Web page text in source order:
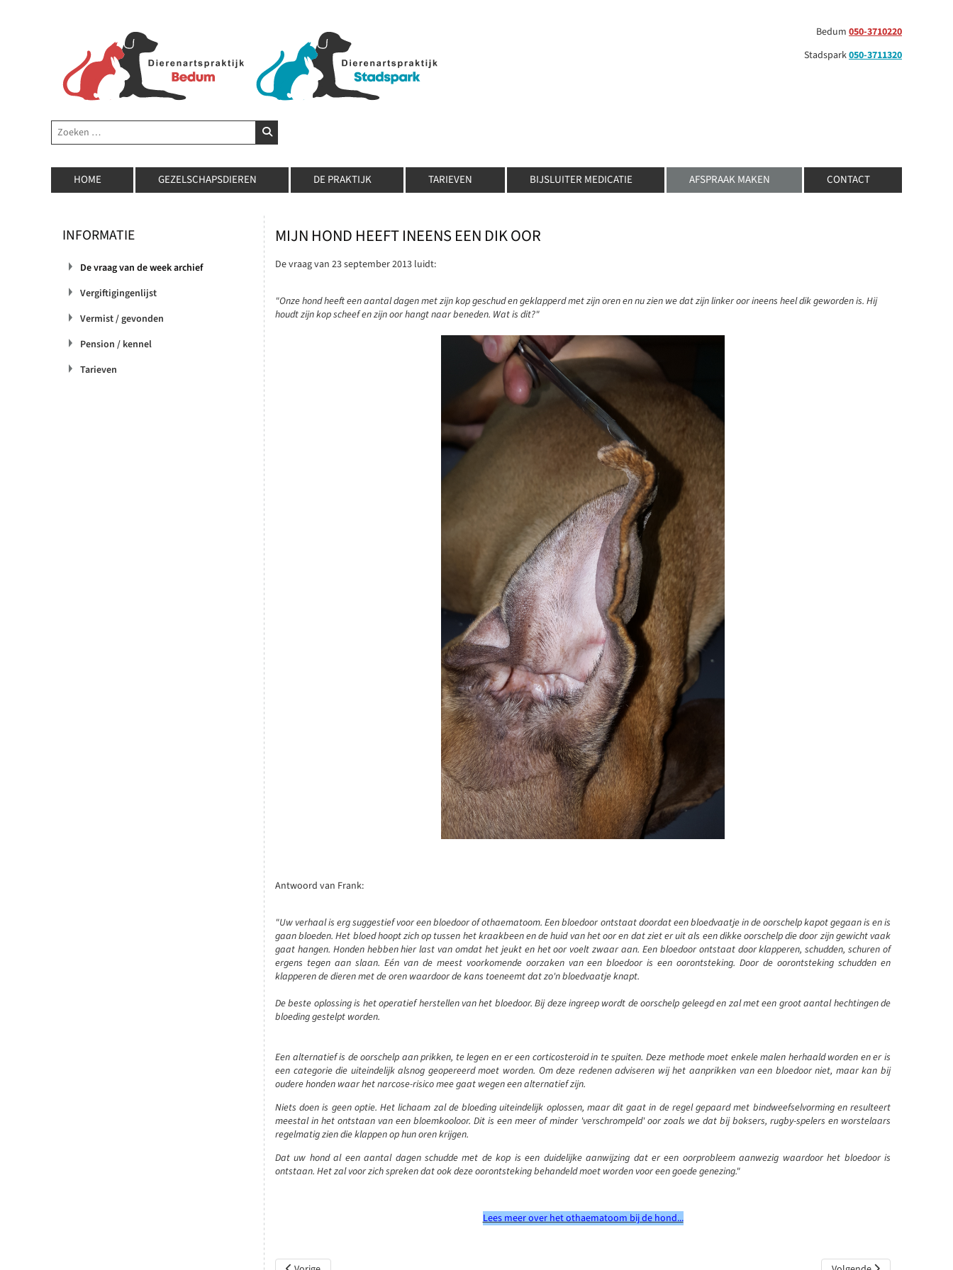
Bedum 050-3710220
Stadspark050-3711320
Zoeken ZOEKEN
HOME GEZELSCHAPSDIEREN DE PRAKTIJK TARIEVEN BIJSLUITER MEDICATIE AFSPRAAK MAKEN CONTACT
MIJN HOND HEEFT INEENS EEN DIK OOR
De vraag van 23 september 2013 luidt:
"Onze hond heeft een aantal dagen met zijn kop geschud en geklapperd met zijn oren en nu zien we dat zijn linker oor ineens heel dik geworden is. Hij
houdt zijn kop scheef en zijn oor hangt naar beneden. Wat is dit?"
Antwoord van Frank:
"Uw verhaal is erg suggestief voor een bloedoor of othaematoom. Een bloedoor ontstaat doordat een bloedvaatje in de oorschelp kapot gegaan is en is
gaan bloeden. Het bloed hoopt zich op tussen het kraakbeen en de huid van het oor en dat ziet er uit als een dikke oorschelp die door zijn gewicht vaak
gaat hangen. Honden hebben hier last van omdat het jeukt en het oor voelt zwaar aan. Een bloedoor ontstaat door klapperen, schudden, schuren of
ergens tegen aan slaan. Eén van de meest voorkomende oorzaken van een bloedoor is een oorontsteking. Door de oorontsteking schudden en
klapperen de dieren met de oren waardoor de kans toeneemt dat zo'n bloedvaatje knapt.
De beste oplossing is het operatief herstellen van het bloedoor. Bij deze ingreep wordt de oorschelp geleegd en zal met een groot aantal hechtingen de
bloeding gestelpt worden.
Een alternatief is de oorschelp aan prikken, te legen en er een corticosteroid in te spuiten. Deze methode moet enkele malen herhaald worden en er is
een categorie die uiteindelijk alsnog geopereerd moet worden. Om deze redenen adviseren wij het aanprikken van een bloedoor niet, maar kan bij
oudere honden waar het narcose-risico mee gaat wegen een alternatief zijn.
Niets doen is geen optie. Het lichaam zal de bloeding uiteindelijk oplossen, maar dit gaat in de regel gepaard met bindweefselvorming en resulteert
meestal in het ontstaan van een bloemkooloor. Dit is een meer of minder 'verschrompeld' oor zoals we dat bij boksers, rugby-spelers en worstelaars
regelmatig zien die klappen op hun oren krijgen.
Dat uw hond al een aantal dagen schudde met de kop is een duidelijke aanwijzing dat er een oorprobleem aanwezig waardoor het bloedoor is
ontstaan. Het zal voor zich spreken dat ook deze oorontsteking behandeld moet worden voor een goede genezing."
Lees meer over het othaematoom bij de hond...
INFORMATIE
De vraag van de week archief
Vergiftigingenlijst
Vermist / gevonden
Pension / kennel
Tarieven